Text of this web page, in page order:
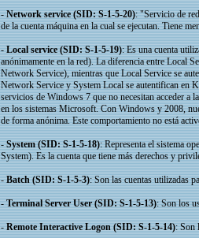
-Network service (SID: S-1-5-20): "Servicio de
de la cuenta máquina en la cual se ejecutan. Tiene
-Local service (SID: S-1-5-19): Es una cuenta
anónimamente en la red). La diferencia entre Local
Network Service), mientras que Local Service se
Network Service y System Local se autentifican en
servicios de Windows 7 que no necesitan acceder a
en los sistemas Microsoft. Con Windows y 2008,
de forma anónima. Este comportamiento no está
-System (SID: S-1-5-18): Representa el sistema
System). Es la cuenta que tiene más derechos y
-Batch (SID: S-1-5-3): Son las cuentas utilizadas
-Terminal Server User (SID: S-1-5-13): Son los
-Remote Interactive Logon (SID: S-1-5-14): Son